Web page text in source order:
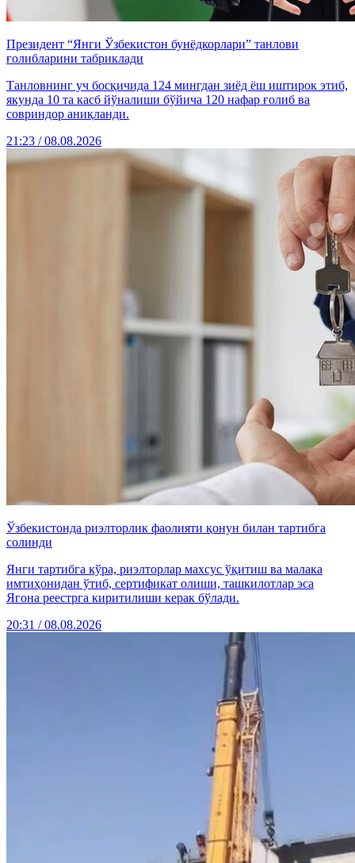
Президент “Янги Ўзбекистон бунёдкорлари” танлови
ғолибларини табриклади
Танловнинг уч босқичида 124 мингдан зиёд ёш иштирок этиб,
якунда 10 та касб йўналиши бўйича 120 нафар ғолиб ва
совриндор аниқланди.
21:23 / 08.08.2026
Ўзбекистонда риэлторлик фаолияти қонун билан тартибга
солинди
Янги тартибга кўра, риэлторлар махсус ўқитиш ва малака
имтиҳонидан ўтиб, сертификат олиши, ташкилотлар эса
Ягона реестрга киритилиши керак бўлади.
20:31 / 08.08.2026